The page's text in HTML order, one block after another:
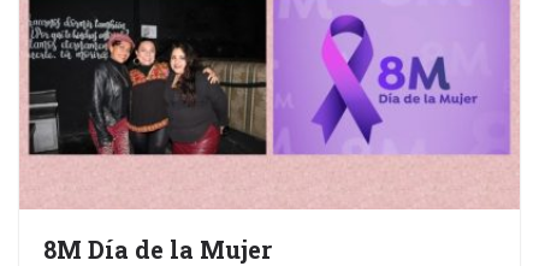
8M Día de la Mujer